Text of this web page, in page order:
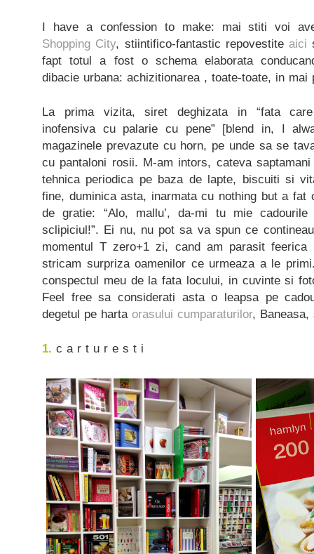
I have a confession to make: mai stiti voi
Shopping City, stiintifico-fantastic repovestite aici
fapt totul a fost o schema elaborata
dibacie urbana: achizitionarea , toate-toate, in mai
La prima vizita, siret deghizata in “fata care
inofensiva cu palarie cu pene” [blend in, I
magazinele prevazute cu horn, pe unde sa se
cu pantaloni rosii. M-am intors, cateva
tehnica periodica pe baza de lapte, biscuiti si
fine, duminica asta, inarmata cu nothing but a fat
de gratie: “Alo, mallu’, da-mi tu mie
sclipiciul!”. Ei nu, nu pot sa va spun ce
momentul T zero+1 zi, cand am parasit
stricam surpriza oamenilor ce urmeaza a le
conspectul meu de la fata locului, in cuvinte si
Feel free sa considerati asta o leapsa pe
degetul pe harta orasului cumparaturilor,
1. c a r t u r e s t i